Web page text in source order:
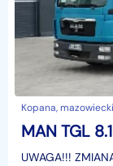
Kopana,
UWAGA!!!